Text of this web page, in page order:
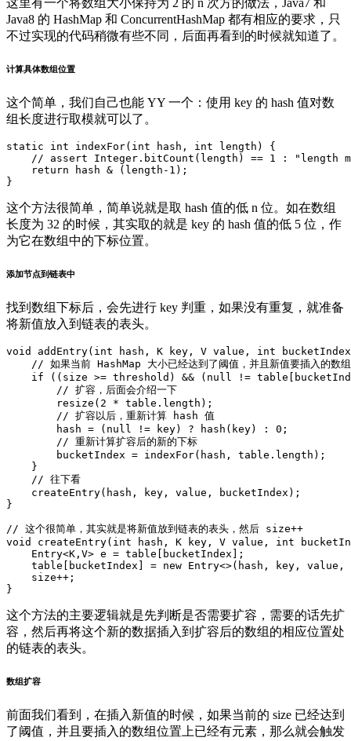
这里有一个将数组大小保持为 2 的 n 次方的做法，Java7 和
Java8 的 HashMap 和 ConcurrentHashMap 都有相应的要求，只
不过实现的代码稍微有些不同，后面再看到的时候就知道了。
计算具体数组位置
这个简单，我们自己也能 YY 一个：使用 key 的 hash 值对数
组长度进行取模就可以了。
static int indexFor( int hash , int length )
{
//
assert Integer . bitCount ( length ) == 1 :
"length
return
hash & ( length - 1 ) ;
}
这个方法很简单，简单说就是取 hash 值的低 n 位。如在数组
长度为 32 的时候，其实取的就是 key 的 hash 值的低 5 位，作
为它在数组中的下标位置。
添加节点到链表中
找到数组下标后，会先进行 key 判重，如果没有重复，就准备
将新值放入到链表的表头。
void addEntry( int hash , K key , V value , int
bucketIndex
// 如果当前 HashMap 大小已经达到了阈值 ， 并且新值要插入的数
if
(( size >= threshold ) && ( null != table
// 扩容 ， 后面会介绍一下
resize ( 2 * table . length );
// 扩容以后 ， 重新计算 hash 值
hash = ( null != key) ? hash ( key) : 0 ;
// 重新计算扩容后的新的下标
bucketIndex = indexFor( hash , table . length );
}
// 往下看
createEntry( hash , key , value , bucketIndex );
}
// 这个很简单 ， 其实就是将新值放到链表的表头 ， 然后 size++
void
createEntry( int hash , K key , V value , int
Entry<K , V> e = table bucketIndex
;
table
bucketIndex = new Entry<>( hash , key , value ,
size++ ;
}
这个方法的主要逻辑就是先判断是否需要扩容，需要的话先扩
容，然后再将这个新的数据插入到扩容后的数组的相应位置处
的链表的表头。
数组扩容
前面我们看到，在插入新值的时候，如果当前的 size 已经达到
了阈值，并且要插入的数组位置上已经有元素，那么就会触发